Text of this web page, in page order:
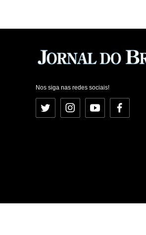
Nos siga nas redes sociais!
Twitter InstagramYouTubeFacebook